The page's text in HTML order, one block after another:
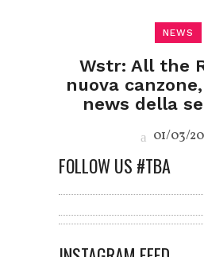
NEWS
Wstr: All the
nuova
news della
01/03/
FOLLOW US #TBA